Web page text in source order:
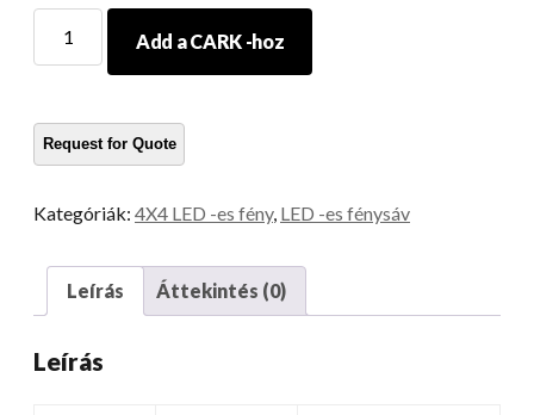
Road
Bar
mennyiség
Add a CARK -hoz
Kategóriák: 4X4 LED -es fény, LED -es fénysáv
Leírás Áttekintés (0)
Leírás